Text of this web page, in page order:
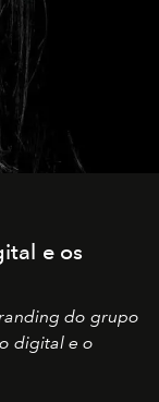
e os
do grupo
digital e o